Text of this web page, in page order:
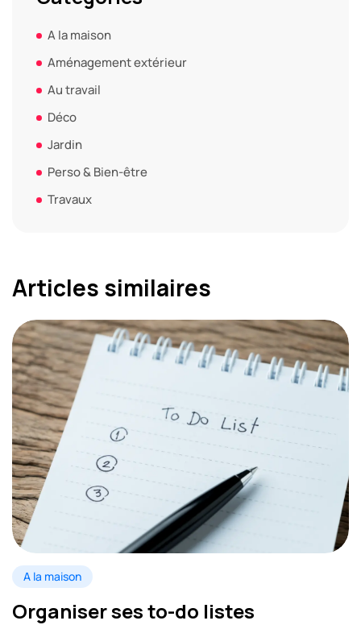
A la maison
Aménagement extérieur
Au travail
Déco
Jardin
Perso & Bien-être
Travaux
Articles similaires
A la maison
Organiser ses to-do listes